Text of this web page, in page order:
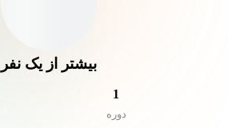
بیشتر از یک نفر
1
دوره